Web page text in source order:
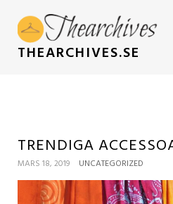
THEARCHIVES.SE
TRENDIGA
MARS 18, 2019 UNCATEGORIZED